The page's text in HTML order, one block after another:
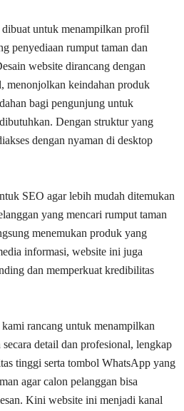
untuk menampilkan profil
penyediaan rumput taman dan
website dirancang dengan
menonjolkan keindahan produk
bagi pengunjung untuk
Dengan struktur yang
dengan nyaman di desktop
SEO agar lebih mudah ditemukan
yang mencari rumput taman
menemukan produk yang
informasi, website ini juga
dan memperkuat kredibilitas
rancang untuk menampilkan
detail dan profesional, lengkap
tinggi serta tombol WhatsApp yang
agar calon pelanggan bisa
Kini website ini menjadi kanal